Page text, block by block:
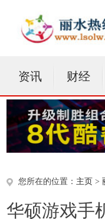
资讯 财经
您所在的位置： 主页 >
华硕游戏手